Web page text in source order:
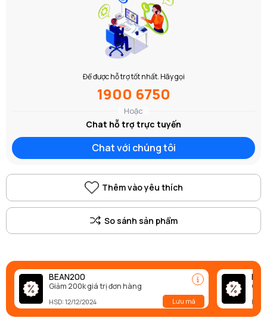
Để được hỗ trợ tốt nhất. Hãy gọi
1900 6750
Hoặc
Chat hỗ trợ trực tuyến
Chat với chúng tôi
Thêm vào yêu thích
BEAN200
Giảm 200k giá trị đơn hàng
HSD: 12/12/2024 Lưu mã